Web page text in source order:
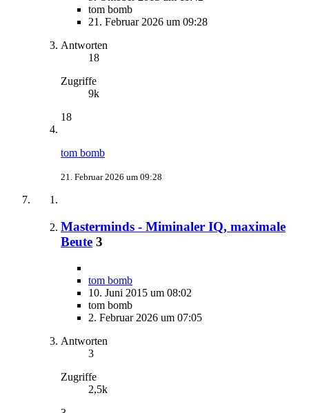
tom bomb
21. Februar 2026 um 09:28
Antworten
18
Zugriffe
9k
18
tom bomb
21. Februar 2026 um 09:28
Masterminds - Miminaler IQ, maximale
Beute 3
tom bomb
10. Juni 2015 um 08:02
tom bomb
2. Februar 2026 um 07:05
Antworten
3
Zugriffe
2,5k